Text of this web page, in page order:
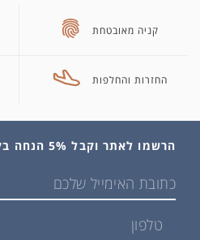
קניה מאובטחת
החזרות והחלפות
הרשמו לאתר וקבל 5% הנחה בקנייה הראשונה